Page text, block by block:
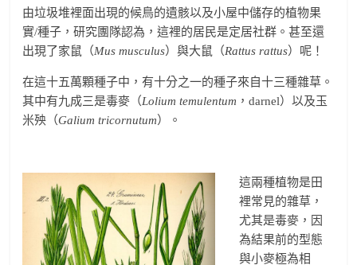
由垃圾堆裡面出現的候鳥的遺骸以及小屋中儲存的植物果
實/種子，研究團隊認為，這裡的居民是定居社群。甚至還
出現了家鼠（Mus musculus）與大鼠（Rattus rattus）呢！
在這十五萬顆種子中，有十分之一的種子來自十三種雜草。
其中有九成三是毒麥（Lolium temulentum ，darnel）以及玉
米殃（Galium tricornutum）。
這兩種植物是田
裡常見的雜草，
尤其是毒麥，因
為結果前的型態
與小麥極為相